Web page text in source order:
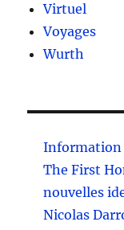
Virtuel
Voyages
Wurth
Information
The First
nouvelles
Nicolas